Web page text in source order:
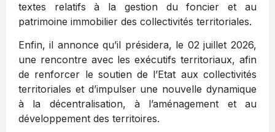
textes relatifs à la gestion du foncier et au
patrimoine immobilier des collectivités territoriales.
Enfin, il annonce qu’il présidera, le 02 juillet 2026,
une rencontre avec les exécutifs territoriaux, afin
de renforcer le soutien de l’Etat aux collectivités
territoriales et d’impulser une nouvelle dynamique
à la décentralisation, à l’aménagement et au
développement des territoires.